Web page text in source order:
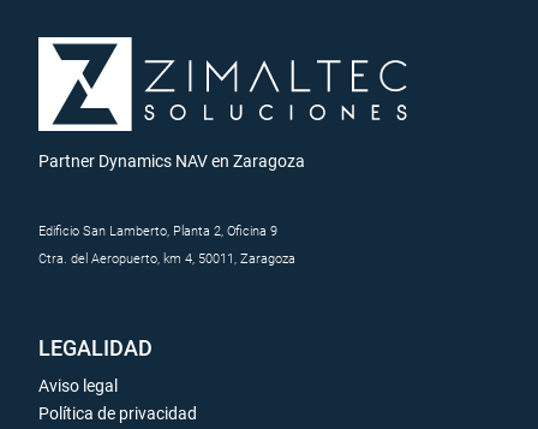
Partner Dynamics NAV en Zaragoza
Edificio San Lamberto, Planta 2, Oficina 9
Ctra. del Aeropuerto, km 4, 50011, Zaragoza
LEGALIDAD
Aviso legal
Política de privacidad